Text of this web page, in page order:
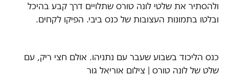
ולהסתיר את שלטי לונה טורס שתלויים דרך קבע בהיכל
ובלטו בתמונות העצובות של כנס ביבי. הפיקו לקחים‫.
כנס הליכוד בשבוע שעבר עם נתניהו. אולם חצי ריק, עם
שלט של לונה טורס | צילום אוריאל גור